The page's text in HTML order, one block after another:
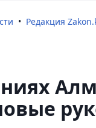
Редакция